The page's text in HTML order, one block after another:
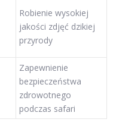
Robienie wysokiej
jakości zdjęć dzikiej
przyrody
Zapewnienie
bezpieczeństwa
zdrowotnego
podczas safari